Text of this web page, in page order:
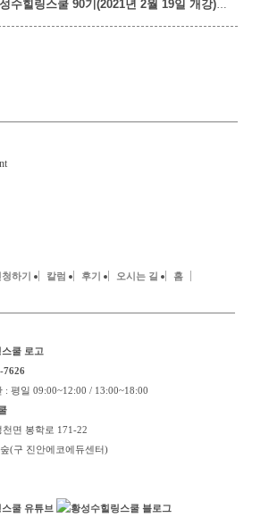
황성수힐링스쿨 90기(2021년 2월 19일 개강)부터 참가비가 변경됩니다.
청하기 칼럼 후기 오시는 길
홈
7626
: 평일 09:00~12:00 / 13:00~18:00
면 봉학로 171-22
(구 진안에코에듀센터)